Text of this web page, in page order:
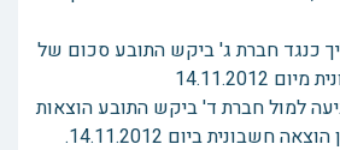
כנגד חברת ג' ביקש התובע סכום של
למול חברת ד' ביקש התובע הוצאות